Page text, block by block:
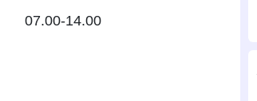
07.00-14.00